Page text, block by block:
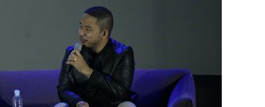
SEARCH...